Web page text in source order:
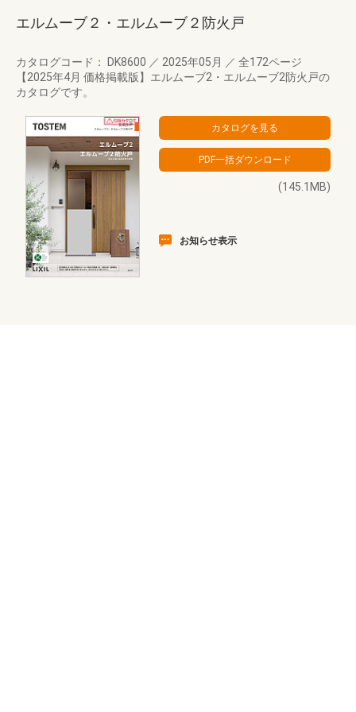
エルムーブ２・エルムーブ２防火戸
カタログコード： DK8600 ／ 2025年05月 ／ 全172ページ
【2025年4月 価格掲載版】エルムーブ2・エルムーブ2防火戸の
カタログです。
(145.1MB)
お知らせ表示